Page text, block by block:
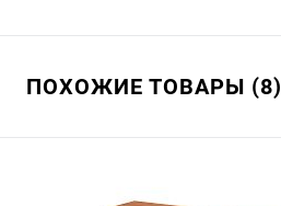
ПОХОЖИЕ ТОВАРЫ (8)